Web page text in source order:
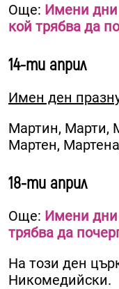
Още: Имени дни
кой трябва да
14-ти април
Имен ден
Мартин, Марти,
Мартен,
18-ти април
Още: Имени дни
трябва да
На този ден
Никомедийски.